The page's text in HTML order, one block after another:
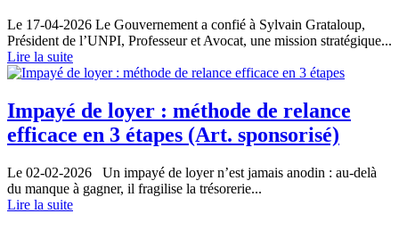
Le 17-04-2026 Le Gouvernement a confié à Sylvain Grataloup,
Président de l’UNPI, Professeur et Avocat, une mission stratégique...
Lire la suite
Impayé de loyer : méthode de relance
efficace en 3 étapes (Art. sponsorisé)
Le 02-02-2026 Un impayé de loyer n’est jamais anodin : au-delà
du manque à gagner, il fragilise la trésorerie...
Lire la suite